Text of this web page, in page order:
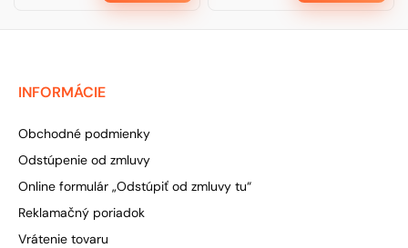
INFORMÁCIE
Obchodné podmienky
Odstúpenie od zmluvy
Online formulár „Odstúpiť od zmluvy tu“
Reklamačný poriadok
Vrátenie tovaru